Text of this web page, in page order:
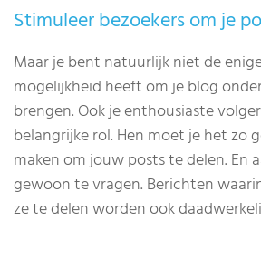
Stimuleer bezoekers om je
Maar je bent natuurlijk niet de
mogelijkheid heeft om je blog
brengen. Ook je enthousiaste
belangrijke rol. Hen moet je het zo
maken om jouw posts te delen. En
gewoon te vragen. Berichten
ze te delen worden ook